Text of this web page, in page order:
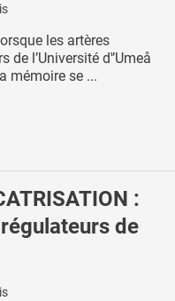
les artères
l’Université d'’Umeå
mémoire se ...
:
de